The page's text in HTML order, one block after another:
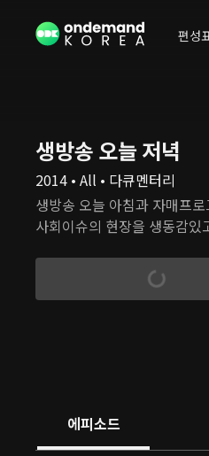
편성
생방송 오늘 저녁
2014 • All • 다큐멘터리
생방송 오늘 아침과 자매프
사회이슈의 현장을 생동감
에피소드